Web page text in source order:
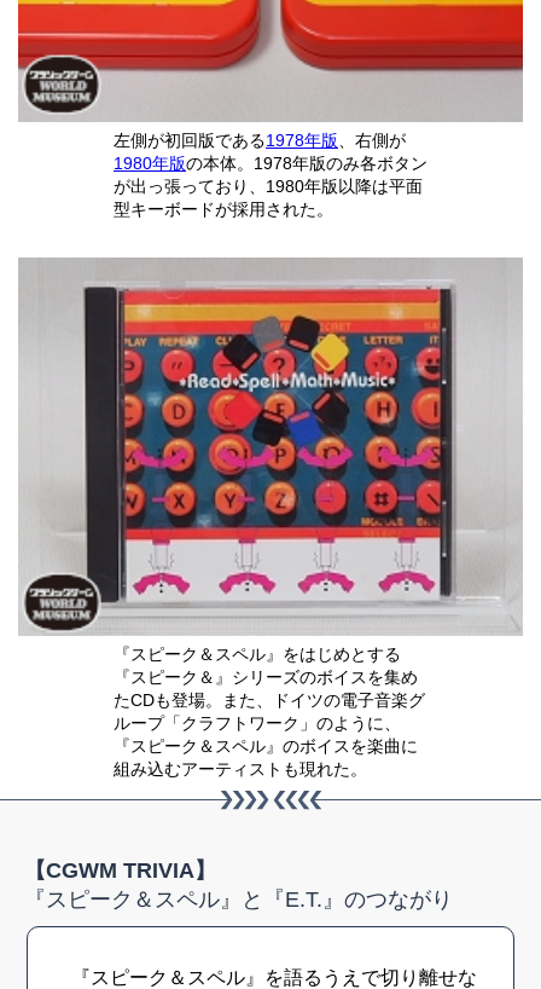
左側が初回版である1978年版 、右側が
1980年版の本体。1978年版のみ各ボタン
が出っ張っており、1980年版以降は平面
型キーボードが採用された。
『スピーク＆スペル』をはじめとする
『スピーク＆』シリーズのボイスを集め
たCDも登場。また、ドイツの電子音楽グ
ループ「クラフトワーク」のように、
『スピーク＆スペル』のボイスを楽曲に
組み込むアーティストも現れた。
【CGWM TRIVIA】
『スピーク＆スペル』と『E.T.』のつながり
『スピーク＆スペル』を語るうえで切り離せな